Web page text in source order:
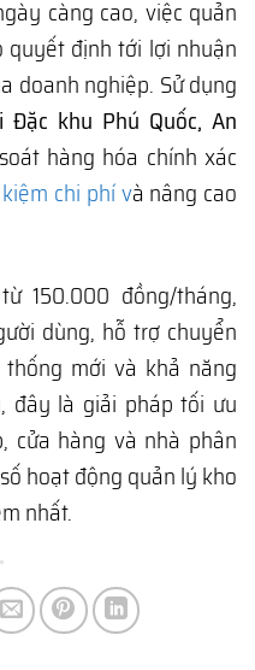
càng cao, việc quản
định tới lợi nhuận
doanh nghiệp. Sử dụng
khu Phú Quốc, An
hàng hóa chính xác
chi phí và nâng cao
150.000 đồng/tháng,
dùng, hỗ trợ chuyển
mới và khả năng
đây là giải pháp tối ưu
cửa hàng và nhà phân
hoạt động quản lý kho
nhất.